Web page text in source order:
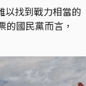
以找到戰力相當的
國民黨而言，